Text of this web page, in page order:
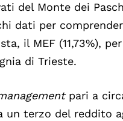
del Monte dei
dati per
il MEF (11,73%),
di Trieste.
pari a
un terzo del reddito